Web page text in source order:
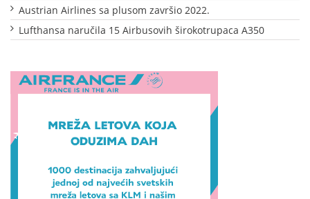
Austrian Airlines sa plusom završio 2022.
Lufthansa naručila 15 Airbusovih širokotrupaca A350